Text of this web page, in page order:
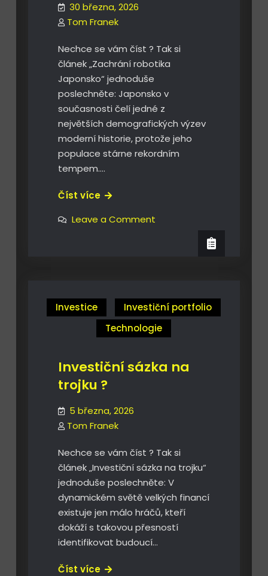
30 března, 2026
Tom Franek
Nechce se vám číst ? Tak si
článek „Zachrání robotika
Japonsko“ jednoduše
poslechněte: Japonsko v
současnosti čelí jedné z
největších demografických výzev
moderní historie, protože jeho
populace stárne rekordním
tempem.…
Číst víceZachrání
Japonsko
Leave a Commenton
Investice
Investiční portfolio
Technologie
Investiční sázka na
trojku ?
5 března, 2026
Tom Franek
Nechce se vám číst ? Tak si
článek „Investiční sázka na trojku“
jednoduše poslechněte: V
dynamickém světě velkých financí
existuje jen málo hráčů, kteří
dokáží s takovou přesností
identifikovat budoucí…
Číst víceInvestiční